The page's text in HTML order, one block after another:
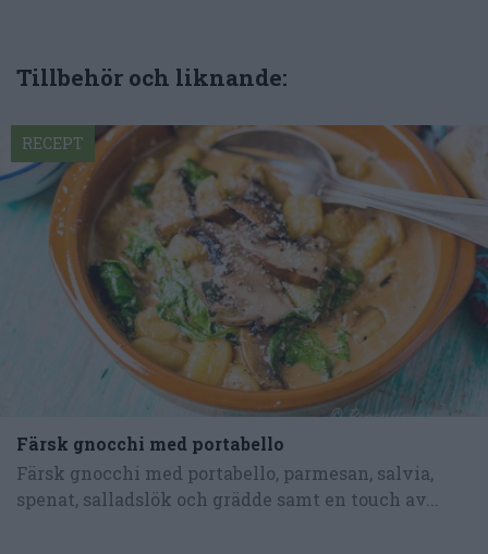
Tillbehör och liknande:
Färsk gnocchi med portabello
Färsk gnocchi med portabello, parmesan, salvia,
spenat, salladslök och grädde samt en touch av...
RECEPT